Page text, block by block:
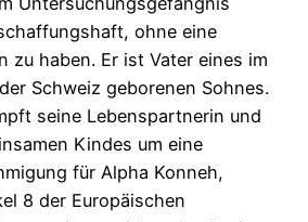
ohne eine
zu haben. Er ist Vater eines im
Schweiz geborenen Sohnes.
seine Lebenspartnerin und
Kindes um eine
für Alpha Konneh,
8 der Europäischen